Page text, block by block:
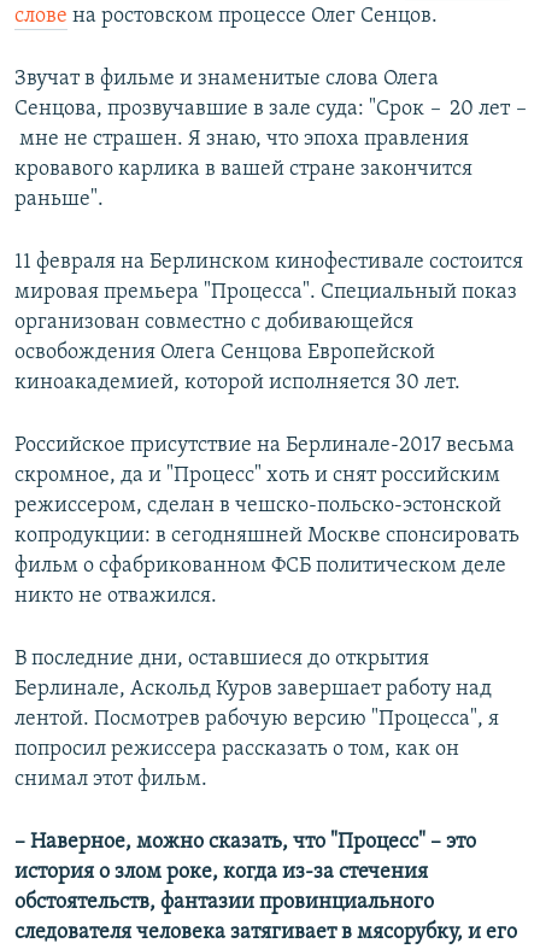
слове на ростовском процессе Олег Сенцов.
Звучат в фильме и знаменитые слова Олега
Сенцова, прозвучавшие в зале суда: "Срок – ​ 20 лет –
​ мне не страшен. Я знаю, что эпоха правления
кровавого карлика в вашей стране закончится
раньше".
11 февраля на Берлинском кинофестивале состоится
мировая премьера "Процесса". Специальный показ
организован совместно с добивающейся
освобождения Олега Сенцова Европейской
киноакадемией, которой исполняется 30 лет.
Российское присутствие на Берлинале-2017 весьма
скромное, да и "Процесс" хоть и снят российским
режиссером, сделан в чешско-польско-эстонской
копродукции: в сегодняшней Москве спонсировать
фильм о сфабрикованном ФСБ политическом деле
никто не отважился.
В последние дни, оставшиеся до открытия
Берлинале, Аскольд Куров завершает работу над
лентой. Посмотрев рабочую версию "Процесса", я
попросил режиссера рассказать о том, как он
снимал этот фильм.
– Наверное, можно сказать, что "Процесс" – это
история о злом роке, когда из-за стечения
обстоятельств, фантазии провинциального
следователя человека затягивает в мясорубку, и его